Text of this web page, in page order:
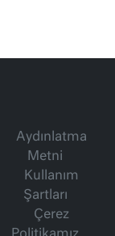
Aydınlatma
Metni
Kullanım
Şartları
Çerez